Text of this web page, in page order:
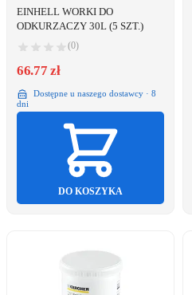
EINHELL WORKI DO
ODKURZACZY 30L (5 SZT.)
(0)
66.77 zł
Dostępne u naszego dostawcy · 8
dni
DO KOSZYKA